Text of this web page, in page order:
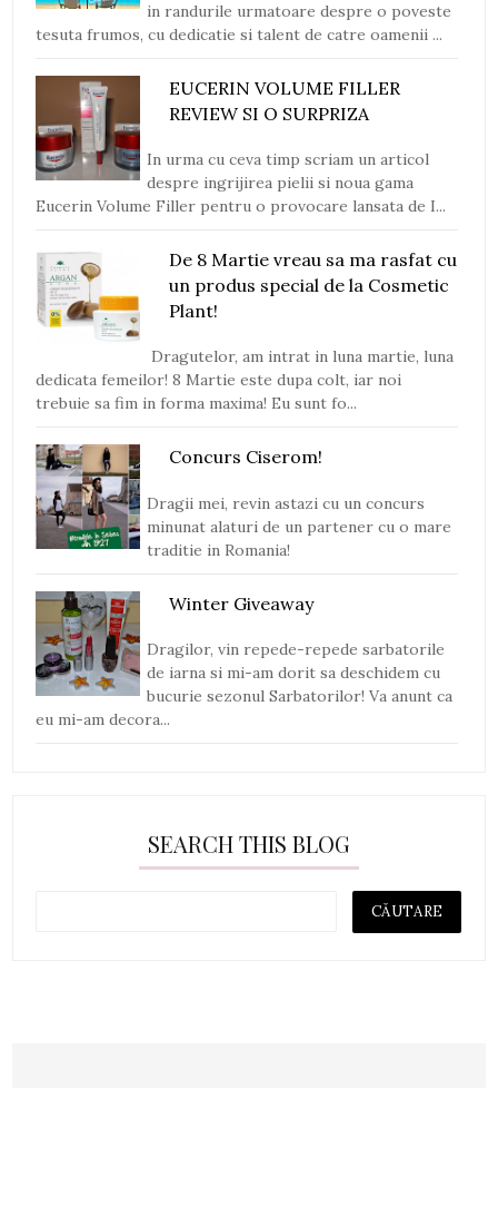
in randurile urmatoare despre o poveste
tesuta frumos, cu dedicatie si talent de catre oamenii ...
EUCERIN VOLUME FILLER
REVIEW SI O SURPRIZA
In urma cu ceva timp scriam un articol
despre ingrijirea pielii si noua gama
Eucerin Volume Filler pentru o provocare lansata de I...
De 8 Martie vreau sa ma rasfat cu
un produs special de la Cosmetic
Plant!
Dragutelor, am intrat in luna martie, luna
dedicata femeilor! 8 Martie este dupa colt, iar noi
trebuie sa fim in forma maxima! Eu sunt fo...
Concurs Ciserom!
Dragii mei, revin astazi cu un concurs
minunat alaturi de un partener cu o mare
traditie in Romania!
Winter Giveaway
Dragilor, vin repede-repede sarbatorile
de iarna si mi-am dorit sa deschidem cu
bucurie sezonul Sarbatorilor! Va anunt ca
eu mi-am decora...
SEARCH THIS BLOG